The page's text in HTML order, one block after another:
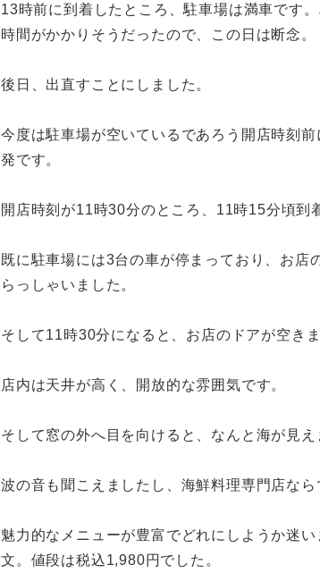
13時前に到着したところ、駐車場は満車です
時間がかかりそうだったので、この日は断念。
後日、出直すことにしました。
今度は駐車場が空いているであろう開店時刻
発です。
開店時刻が11時30分のところ、11時15分頃到
既に駐車場には3台の車が停まっており、お店
らっしゃいました。
そして11時30分になると、お店のドアが空きま
店内は天井が高く、開放的な雰囲気です。
そして窓の外へ目を向けると、なんと海が見え
波の音も聞こえましたし、海鮮料理専門店なら
魅力的なメニューが豊富でどれにしようか迷
文。値段は税込1,980円でした。